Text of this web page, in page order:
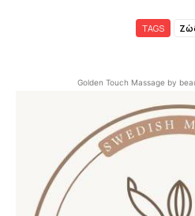
TAGS
Golden Touch Massage by